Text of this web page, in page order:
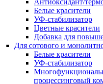
Антиоксидант/
Белые красители
УФ-стабилизатор
Цветные красители
Добавка для
Для сотового и
Белые красители
УФ-стабилизатор
процессинговый